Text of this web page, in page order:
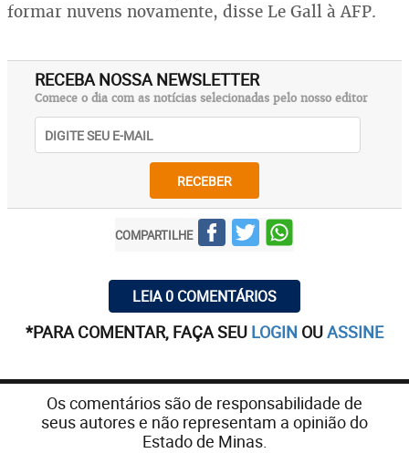
formar nuvens novamente, disse Le Gall à AFP.
RECEBA NOSSA NEWSLETTER
Comece o dia com as notícias selecionadas pelo nosso editor
RECEBER
COMPARTILHE
LEIA 0 COMENTÁRIOS
*PARA COMENTAR, FAÇA SEU LOGIN OUASSINE
Os comentários são de responsabilidade de
seus autores e não representam a opinião do
Estado de Minas.